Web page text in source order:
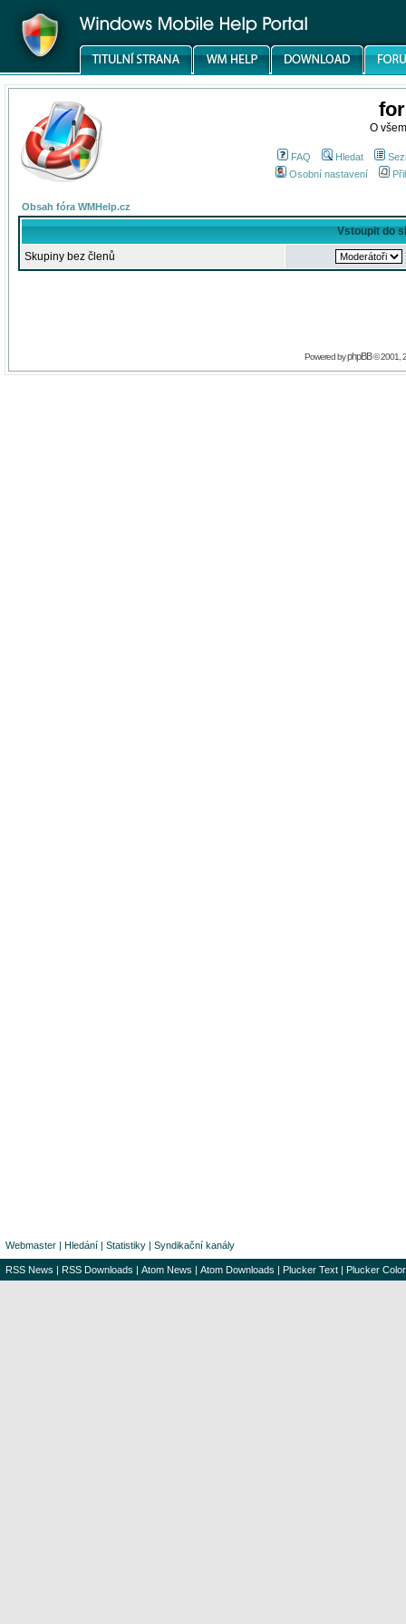
O
FAQ Hledat
Osobní nastavení
Obsah fóra WMHelp.cz
Vstoupit do
Skupiny bez členů
Powered byphpBB© 2001,
Webmaster | Hledání | Statistiky | Syndikační kanály
RSS News | RSS Downloads | Atom News | Atom Downloads | Plucker Text | Plucker Color